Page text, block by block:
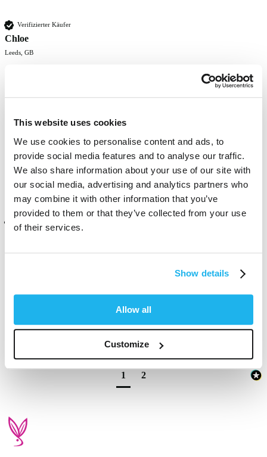
This website uses cookies
We use cookies to personalise content and ads, to
provide social media features and to analyse our traffic.
We also share information about your use of our site with
our social media, advertising and analytics partners who
may combine it with other information that you’ve
provided to them or that they’ve collected from your use
of their services.
Show details
Allow all
Customize
Verifizierter Käufer
Chloe
Leeds, GB
and I love mixing it with a cool toned purple.  Thickness is great,
Fanden Sie diese Bewertung hilfreich? Ja Melden Teilen vor 12 Monaten
Fanden Sie diese Bewertung hilfreich? Ja Melden
1 2